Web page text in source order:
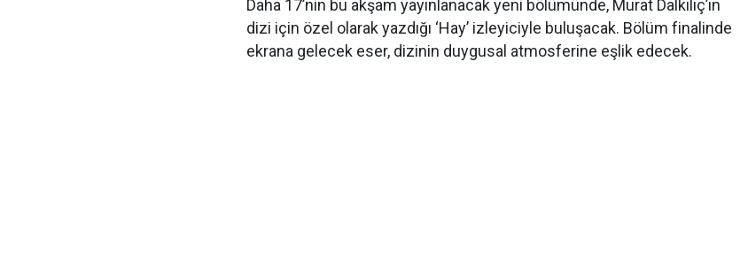
Daha 17’nin bu akşam yayınlanacak yeni bölümünde, Murat Dalkılıç’ın
dizi için özel olarak yazdığı ‘Hay’ izleyiciyle buluşacak. Bölüm finalinde
ekrana gelecek eser, dizinin duygusal atmosferine eşlik edecek.